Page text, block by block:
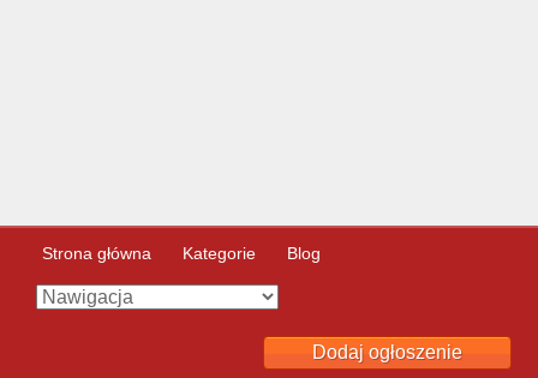
Strona główna Kategorie Blog
Dodaj ogłoszenie